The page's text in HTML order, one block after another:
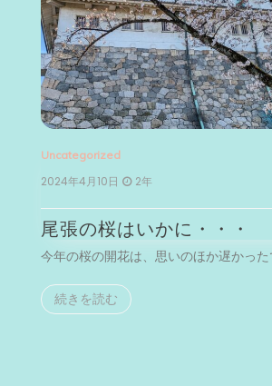
Uncategorized
2024年4月10日 2年
尾張の桜はいかに・・・
今年の桜の開花は、思いのほか遅かっ
続きを読む